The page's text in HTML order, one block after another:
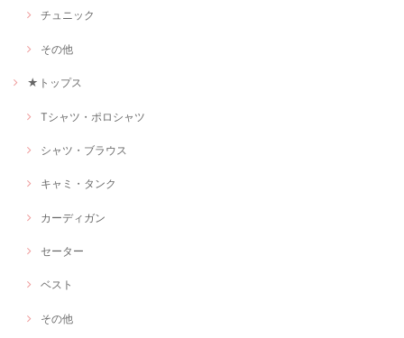
チュニック
その他
★トップス
Tシャツ・ポロシャツ
シャツ・ブラウス
キャミ・タンク
カーディガン
セーター
ベスト
その他